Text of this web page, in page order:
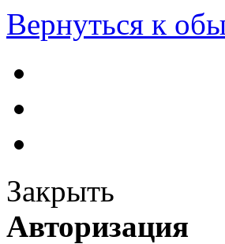
Вернуться к
Закрыть
Авторизация